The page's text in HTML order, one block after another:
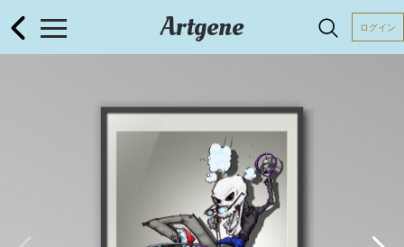
Artgene ログイン